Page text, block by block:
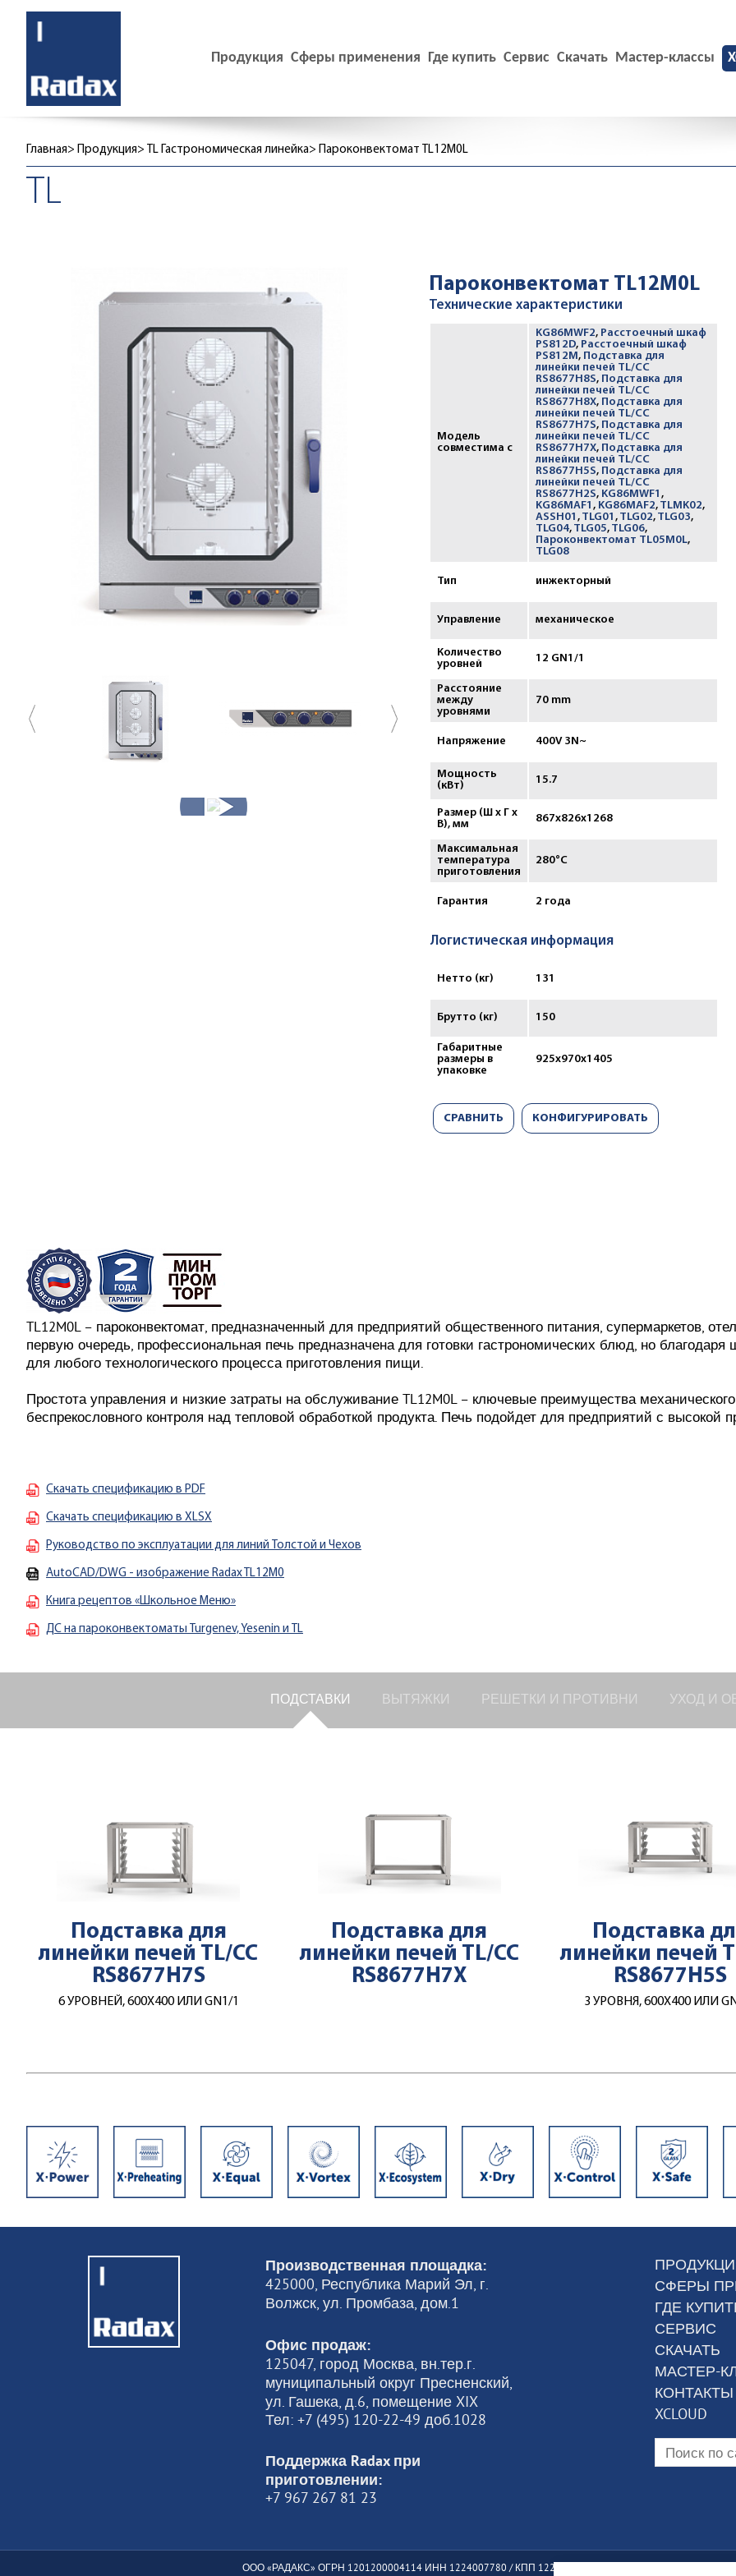
Продукция Сферы применения Где купить Сервис Скачать Мастер-классы
Главная Продукция TL Гастрономическая линейка Пароконвектомат TL12M0L
TL
Пароконвектомат TL12M0L
Технические характеристики
Модель
совместима с
KG86MWF2, Расстоечный шкаф
PS812D, Расстоечный шкаф
PS812M, Подставка для
линейки печей TL/CC
RS8677H8S, Подставка для
линейки печей TL/CC
RS8677H8X, Подставка для
линейки печей TL/CC
RS8677H7S, Подставка для
линейки печей TL/CC
RS8677H7X, Подставка для
линейки печей TL/CC
RS8677H5S, Подставка для
линейки печей TL/CC
RS8677H2S, KG86MWF1 ,
KG86MAF1 , KG86MAF2, TLMK02,
ASSH01 , TLG01 , TLG02, TLG03,
TLG04, TLG05, TLG06,
Пароконвектомат TL05M0L,
TLG08
Тип инжекторный
Управление механическое
Количество
уровней
12 GN1/1
Расстояние
между
уровнями
70 mm
Напряжение 400V 3N~
Мощность
(кВт)
15.7
Размер (Ш х Г х
В), мм
867х826х1268
Максимальная
температура
приготовления
280°С
Гарантия 2 года
Логистическая информация
Нетто (кг) 131
Брутто (кг) 150
Габаритные
размеры в
упаковке
925x970x1405
СРАВНИТЬ КОНФИГУРИРОВАТЬ
TL12M0L – пароконвектомат, предназначенный для предприятий общественного питания, супермаркетов,
первую очередь, профессиональная печь предназначена для готовки гастрономических блюд, но
для любого технологического процесса приготовления пищи.
Простота управления и низкие затраты на обслуживание TL12M0L – ключевые преимущества
беспрекословного контроля над тепловой обработкой продукта. Печь подойдет для предприятий с высокой
Скачать спецификацию в PDF
Скачать спецификацию в XLSX
Руководство по эксплуатации для линий Толстой и Чехов
AutoCAD/DWG - изображение Radax TL12M0
Книга рецептов «Школьное Меню»
ДС на пароконвектоматы Turgenev, Yesenin и TL
ПОДСТАВКИ ВЫТЯЖКИ РЕШЕТКИ И ПРОТИВНИ УХОД И
Подставка для
линейки печей TL/CC
RS8677H7S
6 УРОВНЕЙ, 600Х400 ИЛИ GN1/1
Подставка для
линейки печей TL/CC
RS8677H7X
Подставка
линейки печей
RS8677H5S
3 УРОВНЯ, 600Х400 ИЛИ
Производственная площадка:
425000, Республика Марий Эл, г.
Волжск, ул. Промбаза, дом.1
Офис продаж:
125047, город Москва, вн.тер.г.
муниципальный округ Пресненский,
ул. Гашека, д.6, помещение XIX
Тел: +7 (495) 120-22-49 доб.1028
Поддержка Radax при
приготовлении:
+7 967 267 81 23
СФЕРЫ
ГДЕ
СЕРВИС
СКАЧАТЬ
МАСТЕР-
КОНТАКТЫ
XCLOUD
ООО «РАДАКС» ОГРН 1201200004114 ИНН 1224007780 / КПП 122401001